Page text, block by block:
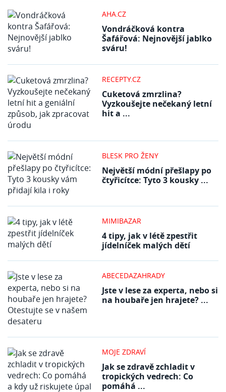
AHA.CZ
Vondráčková kontra
Šafářová: Nejnovější jablko
sváru!
RECEPTY.CZ
Cuketová zmrzlina?
Vyzkoušejte nečekaný letní
hit a ...
BLESK PRO ŽENY
Největší módní přešlapy po
čtyřicítce: Tyto 3 kousky ...
MIMIBAZAR
4 tipy, jak v létě zpestřit
jídelníček malých dětí
ABECEDAZAHRADY
Jste v lese za experta, nebo si
na houbaře jen hrajete? ...
MOJE ZDRAVÍ
Jak se zdravě zchladit v
tropických vedrech: Co
pomáhá ...